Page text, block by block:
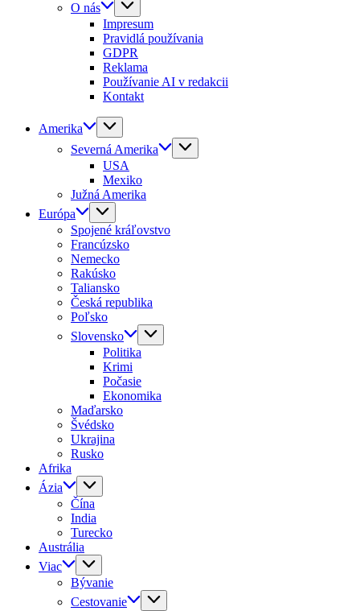
O nás
Impresum
Pravidlá používania
GDPR
Reklama
Používanie AI v redakcii
Kontakt
Amerika
Severná Amerika
USA
Mexiko
Južná Amerika
Európa
Spojené kráľovstvo
Francúzsko
Nemecko
Rakúsko
Taliansko
Česká republika
Poľsko
Slovensko
Politika
Krimi
Počasie
Ekonomika
Maďarsko
Švédsko
Ukrajina
Rusko
Afrika
Ázia
Čína
India
Turecko
Austrália
Viac
Bývanie
Cestovanie